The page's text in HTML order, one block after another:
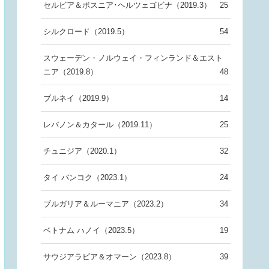
セルビア＆ボスニア･ヘルツェゴビナ（2019.3） 25
シルクロード（2019.5） 54
スウェーデン・ノルウェイ・フィンランド＆エスト
ニア（2019.8）
48
ブルネイ（2019.9） 14
レバノン＆カタール（2019.11） 25
チュニジア（2020.1） 32
タイ バンコク（2023.1） 24
ブルガリア＆ルーマニア（2023.2） 34
ベトナム ハノイ（2023.5） 19
サウジアラビア＆オマーン（2023.8） 39